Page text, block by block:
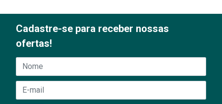
Cadastre-se para receber nossas
ofertas!